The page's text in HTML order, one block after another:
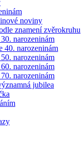
noviny
znamení zvěrokruhu
narozeninám
40. narozeninám
narozeninám
narozeninám
narozeninám
jubilea